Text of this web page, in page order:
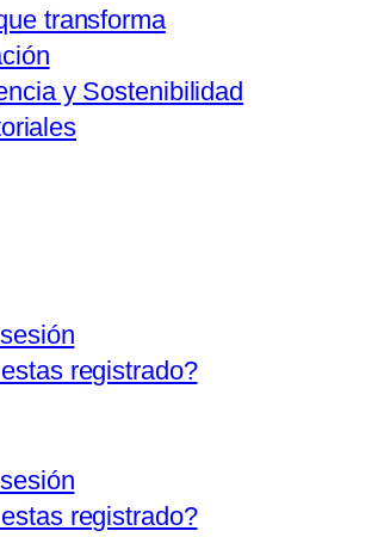
transforma
y Sostenibilidad
registrado?
registrado?